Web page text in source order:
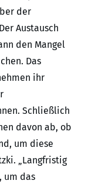
der
Austausch
den Mangel
Das
ihr
Schließlich
davon ab, ob
um diese
„Langfristig
um das